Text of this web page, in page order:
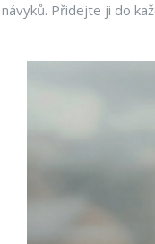
Přidejte ji do